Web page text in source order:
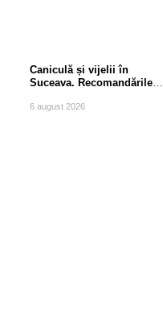
Caniculă și vijelii în
Suceava. Recomandările
6 august 2026